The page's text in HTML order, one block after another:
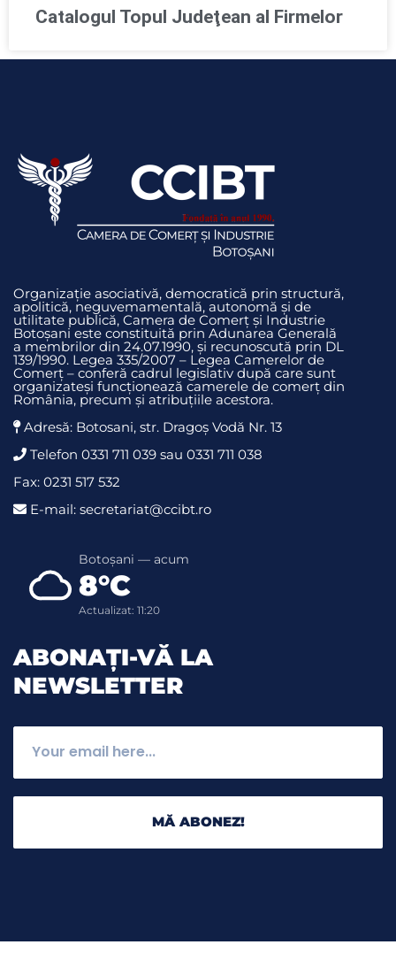
Catalogul Topul Judeţean al Firmelor
Organizație asociativă, democratică prin structură,
apolitică, neguvemamentală, autonomă și de
utilitate publică, Camera de Comerț și Industrie
Botoșani este constituită prin Adunarea Generală
a membrilor din 24.07.1990, și recunoscută prin DL
139/1990. Legea 335/2007 – Legea Camerelor de
Comerț – conferă cadrul legislativ după care sunt
organizateși funcționează camerele de comerț din
România, precum și atribuțiile acestora.
Adresă: Botosani, str. Dragoş Vodă Nr. 13
Telefon 0331 711 039 sau 0331 711 038
Fax: 0231 517 532
E-mail: secretariat@ccibt.ro
Botoșani — acum
8°C
Actualizat: 11:20
ABONAȚI-VĂ LA
NEWSLETTER
MĂ ABONEZ!